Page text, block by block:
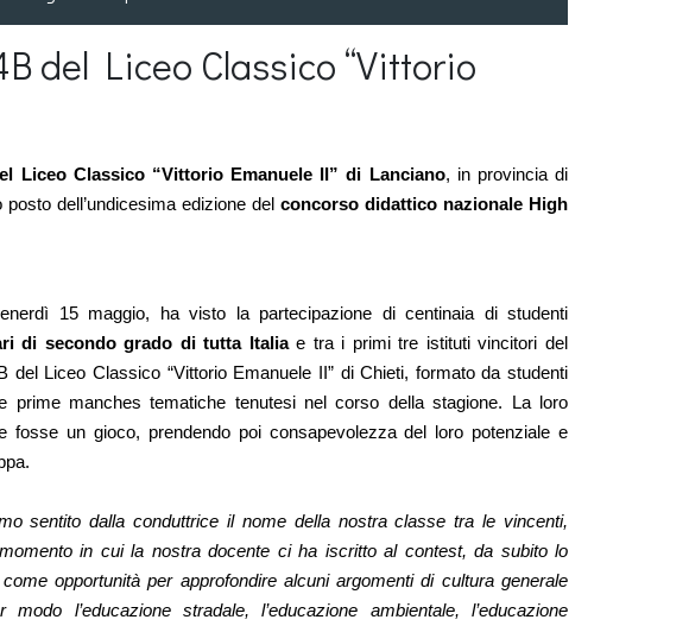
del Liceo Classico “Vittorio
Liceo Classico “Vittorio Emanuele II” di Lanciano, in provincia di
dell’undicesima edizione del concorso didattico nazionale High
di secondo grado di tutta Italia e tra i primi tre istituti vincitori del
del Liceo Classico “Vittorio Emanuele II” di Chieti, formato da studenti
prime manches tematiche tenutesi nel corso della stagione. La loro
fosse un gioco, prendendo poi consapevolezza del loro potenziale e
sentito dalla conduttrice il nome della nostra classe tra le vincenti,
in cui la nostra docente ci ha iscritto al contest, da subito lo
opportunità per approfondire alcuni argomenti di cultura generale
l’educazione stradale, l’educazione ambientale, l’educazione